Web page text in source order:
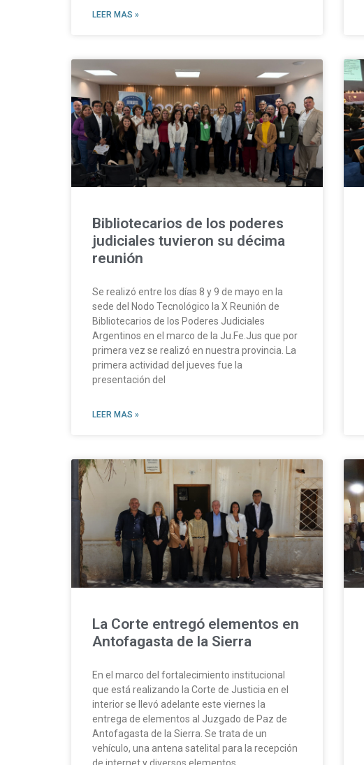
LEER MAS »
Bibliotecarios de los poderes
judiciales tuvieron su décima
reunión
Se realizó entre los días 8 y 9 de mayo en la
sede del Nodo Tecnológico la X Reunión de
Bibliotecarios de los Poderes Judiciales
Argentinos en el marco de la Ju.Fe.Jus que por
primera vez se realizó en nuestra provincia. La
primera actividad del jueves fue la
presentación del
LEER MAS »
La Corte entregó elementos en
Antofagasta de la Sierra
En el marco del fortalecimiento institucional
que está realizando la Corte de Justicia en el
interior se llevó adelante este viernes la
entrega de elementos al Juzgado de Paz de
Antofagasta de la Sierra. Se trata de un
vehículo, una antena satelital para la recepción